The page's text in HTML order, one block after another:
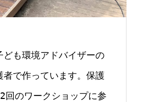
ども環境アドバイザーの
者で作っています。保護
回のワークショップに参